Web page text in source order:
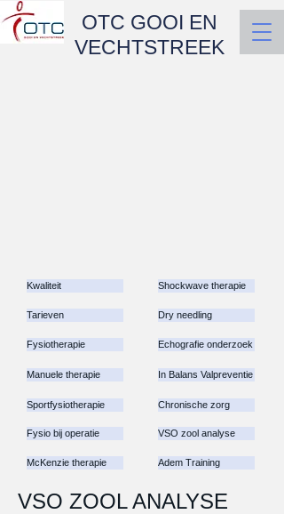
OTC GOOI EN
VECHTSTREEK
Kwaliteit
Tarieven
Fysiotherapie
Manuele therapie
Sportfysiotherapie
Fysio bij operatie
McKenzie therapie
Shockwave therapie
Dry needling
Echografie onderzoek
In Balans Valpreventie
Chronische zorg
VSO zool analyse
Adem Training
VSO ZOOL ANALYSE